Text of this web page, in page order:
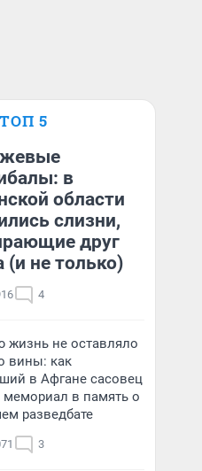
ТОП 5
в
области
слизни,
друг
(и не только)
4
жизнь не оставляло
вины: как
в Афгане сасовец
мемориал в память о
разведбате
3